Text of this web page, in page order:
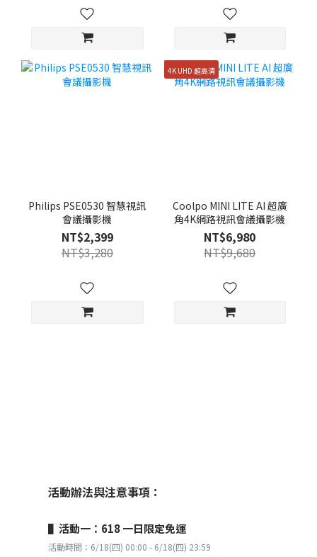
Philips PSE0530 智慧視訊
會議攝影機
NT$2,399
NT$3,280
4K UHD 超高清
Coolpo MINI LITE AI 超廣
角4K網路視訊會議攝影機
NT$6,980
NT$9,680
活動辦法與注意事項：
▌活動一：618 一日限定免運
活動時間：6/18(四) 00:00 - 6/18(四) 23:59